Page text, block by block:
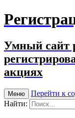
Умный сайт
акциях
Меню
Перейти к
Найти: